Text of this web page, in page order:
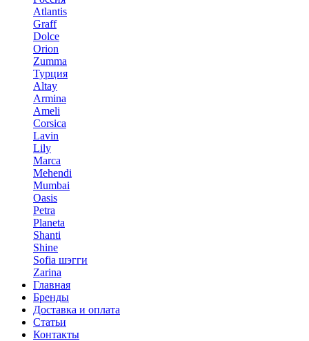
Atlantis
Graff
Dolce
Orion
Zumma
Турция
Altay
Armina
Ameli
Corsica
Lavin
Lily
Marca
Mehendi
Mumbai
Oasis
Petra
Planeta
Shanti
Shine
Sofia шэгги
Zarina
Главная
Бренды
Доставка и оплата
Статьи
Контакты